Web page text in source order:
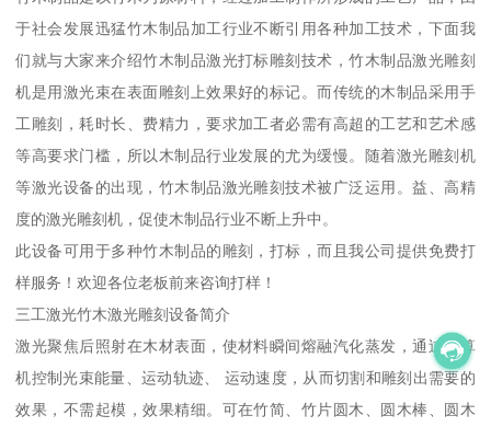
于社会发展迅猛竹木制品加工行业不断引用各种加工技术，下面我
们就与大家来介绍竹木制品激光打标雕刻技术，竹木制品激光雕刻
机是用激光束在表面雕刻上效果好的标记。而传统的木制品采用手
工雕刻，耗时长、费精力，要求加工者必需有高超的工艺和艺术感
等高要求门槛，所以木制品行业发展的尤为缓慢。随着激光雕刻机
等激光设备的出现，竹木制品激光雕刻技术被广泛运用。益、高精
度的激光雕刻机，促使木制品行业不断上升中。
此设备可用于多种竹木制品的雕刻，打标，而且我公司提供免费打
样服务！欢迎各位老板前来咨询打样！
三工激光竹木激光雕刻设备简介
激光聚焦后照射在木材表面，使材料瞬间熔融汽化蒸发，通过计算
机控制光束能量、运动轨迹、 运动速度，从而切割和雕刻出需要的
效果，不需起模，效果精细。可在竹简、竹片圆木、圆木棒、圆木